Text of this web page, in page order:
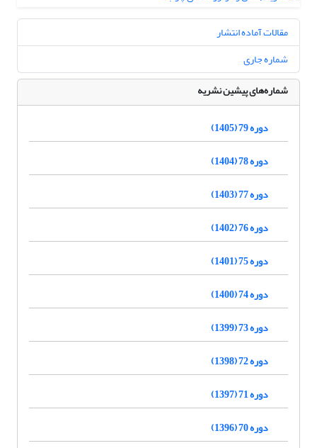
مقالات آماده انتشار
شماره جاری
شماره‌های پیشین نشریه
دوره 79 (1405)
دوره 78 (1404)
دوره 77 (1403)
دوره 76 (1402)
دوره 75 (1401)
دوره 74 (1400)
دوره 73 (1399)
دوره 72 (1398)
دوره 71 (1397)
دوره 70 (1396)